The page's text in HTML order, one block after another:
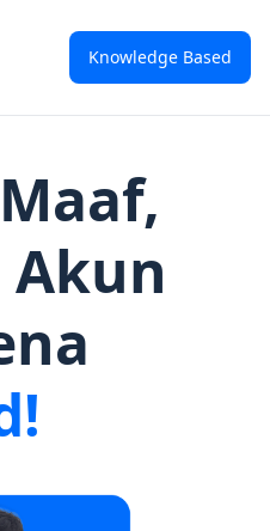
Knowledge Based